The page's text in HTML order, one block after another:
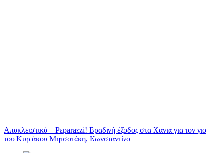
Αποκλειστικό – Paparazzi! Βραδινή έξοδος στα Χανιά για τον γιο
του Κυριάκου Μητσοτάκη, Κωνσταντίνο